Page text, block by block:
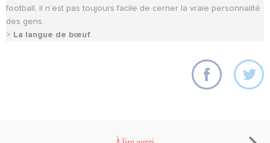
football, il n’est pas toujours facile de cerner la vraie personnalité
des gens.
> La langue de bœuf.